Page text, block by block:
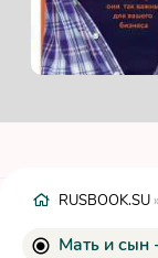
RUSBOOK.SU »
Мать и сын